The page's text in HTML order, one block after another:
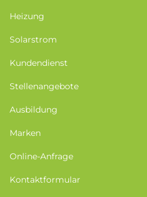
Heizung
Solarstrom
Kundendienst
Stellenangebote
Ausbildung
Marken
Online-Anfrage
Kontaktformular